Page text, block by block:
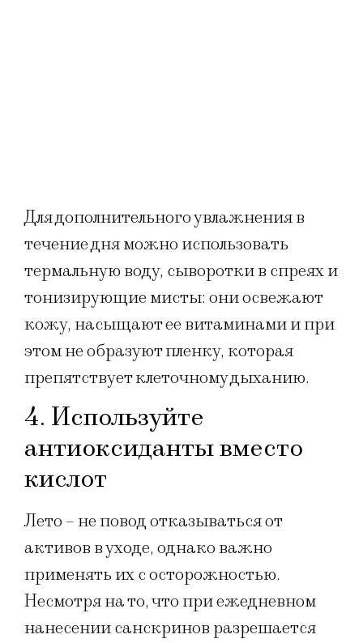
Для дополнительного увлажнения в
течение дня можно использовать
термальную воду, сыворотки в спреях и
тонизирующие мисты: они освежают
кожу, насыщают ее витаминами и при
этом не образуют пленку, которая
препятствует клеточному дыханию.
4. Используйте
антиоксиданты вместо
кислот
Лето – не повод отказываться от
активов в уходе, однако важно
применять их с осторожностью.
Несмотря на то, что при ежедневном
нанесении санскринов разрешается